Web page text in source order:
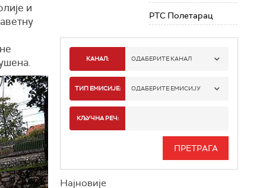
и
РТС Полетарац
КАНАЛ: ОДАБЕРИТЕ КАНАЛ
РТС 1
РТС 3
ТИП ЕМИСИЈЕ: ОДАБЕРИТЕ ЕМИСИЈУ
КЉУЧНА РЕЧ:
Најновије